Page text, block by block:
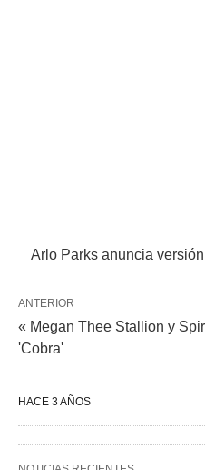
Arlo Parks anuncia
ANTERIOR
« Megan Thee Stallion y
'Cobra'
HACE 3 AÑOS